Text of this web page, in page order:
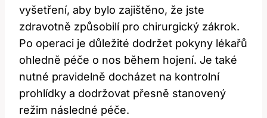
vyšetření, aby bylo zajištěno, ⁤že jste
zdravotně ‍způsobilí pro chirurgický zákrok.
Po⁤ operaci je důležité dodržet pokyny lékařů
ohledně⁢ péče‌ o nos během hojení.​ Je také
nutné pravidelně docházet na kontrolní⁢
prohlídky a dodržovat přesně‍ stanovený
režim následné⁤ péče.